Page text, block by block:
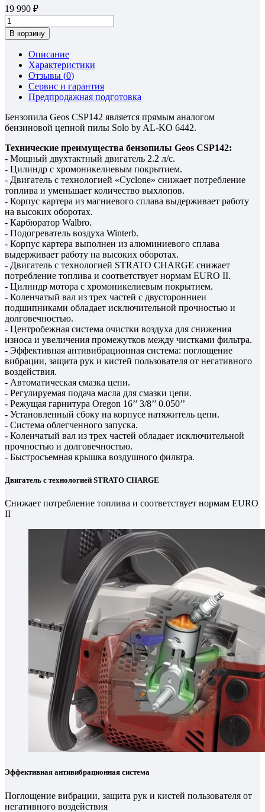
19 990
В корзину
Описание
Характеристики
Отзывы (0)
Сервис и гарантия
Предпродажная подготовка
Бензопила Geos CSP142 является прямым аналогом
бензиновой цепной пилы Solo by AL-KO 6442.
Технические преимущества бензопилы Geos CSP142:
- Мощный двухтактный двигатель 2.2 л/с.
- Цилиндр с хромоникелиевым покрытием.
- Двигатель с технологией «Cyclone» снижает потребление
топлива и уменьшает количество выхлопов.
- Корпус картера из магниевого сплава выдерживает работу
на высоких оборотах.
- Карбюратор Walbro.
- Подогреватель воздуха Winterb.
- Корпус картера выполнен из алюминиевого сплава
выдерживает работу на высоких оборотах.
- Двигатель с технологией STRATO CHARGE cнижает
потребление топлива и соответствует нормам EURO II.
- Цилиндр мотора с хромоникелиевым покрытием.
- Коленчатый вал из трех частей с двусторонниеи
подшипниками обладает исключительной прочностью и
долговечностью.
- Центробежная система очистки воздуха для снижения
износа и увеличения промежутков между чистками фильтра.
- Эффективная антивибрационная система: поглощение
вибрации, защита рук и кистей пользователя от негативного
воздействия.
- Автоматическая смазка цепи.
- Регулируемая подача масла для смазки цепи.
- Режущая гарнитура Oregon 16’’ 3/8’’ 0.050’’
- Установленный сбоку на корпусе натяжитель цепи.
- Система облегченного запуска.
- Коленчатый вал из трех частей обладает исключительной
прочностью и долговечностью.
- Быстросъемная крышка воздушного фильтра.
Двигатель с технологией STRATO CHARGE
Снижает потребление топлива и соответствует нормам EURO
II
Эффективная антивибрационная система
Поглощение вибрации, защита рук и кистей пользователя от
негативного воздействия